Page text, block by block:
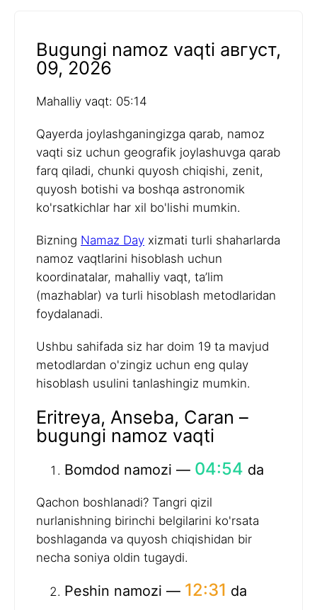
Bugungi namoz vaqti август,
09, 2026
Mahalliy vaqt: 05:14
Qayerda joylashganingizga qarab, namoz
vaqti siz uchun geografik joylashuvga qarab
farq qiladi, chunki quyosh chiqishi, zenit,
quyosh botishi va boshqa astronomik
ko'rsatkichlar har xil bo'lishi mumkin.
Bizning Namaz Day xizmati turli shaharlarda
namoz vaqtlarini hisoblash uchun
koordinatalar, mahalliy vaqt, ta’lim
(mazhablar) va turli hisoblash metodlaridan
foydalanadi.
Ushbu sahifada siz har doim 19 ta mavjud
metodlardan o'zingiz uchun eng qulay
hisoblash usulini tanlashingiz mumkin.
Eritreya, Anseba, Caran –
bugungi namoz vaqti
Bomdod namozi — 04:54 da
Qachon boshlanadi? Tangri qizil
nurlanishning birinchi belgilarini ko'rsata
boshlaganda va quyosh chiqishidan bir
necha soniya oldin tugaydi.
Peshin namozi — 12:31 da